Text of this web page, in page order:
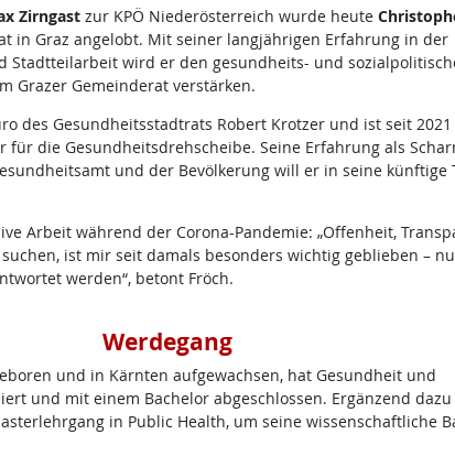
Zirngastzur KPÖ Niederösterreich wurde heute
in Graz angelobt. Mit seiner langjährigen Erfahrung in der
Stadtteilarbeit wird er den gesundheits- und
Grazer Gemeinderat verstärken.
des Gesundheitsstadtrats Robert Krotzer und ist seit
für die Gesundheitsdrehscheibe. Seine Erfahrung als
und der Bevölkerung will er in seine künftige
Arbeit während der Corona-Pandemie: „Offenheit,
ist mir seit damals besonders wichtig geblieben –
werden“, betont Fröch.
Werdegang
und in Kärnten aufgewachsen, hat Gesundheit und
und mit einem Bachelor abgeschlossen. Ergänzend dazu
in Public Health, um seine wissenschaftliche